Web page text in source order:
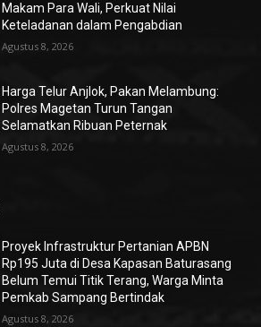
Makam Para Wali, Perkuat Nilai
Keteladanan dalam Pengabdian
Agustus 8, 2026
Harga Telur Anjlok, Pakan Melambung:
Polres Magetan Turun Tangan
Selamatkan Ribuan Peternak
Agustus 8, 2026
Proyek Infrastruktur Pertanian APBN
Rp195 Juta di Desa Kapasan Baturasang
Belum Temui Titik Terang, Warga Minta
Pemkab Sampang Bertindak
Agustus 8, 2026